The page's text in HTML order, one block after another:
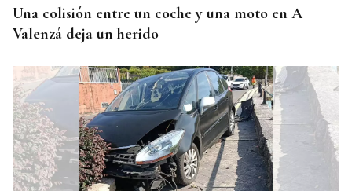
Una colisión entre un coche y una moto en A
Valenzá deja un herido